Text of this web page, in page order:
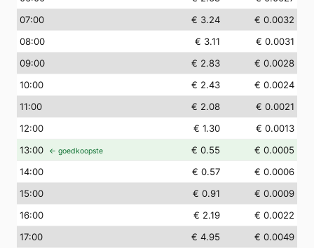
07:00 € 3.24
€ 0.0032
08:00 € 3.11
€ 0.0031
09:00 € 2.83
€ 0.0028
10:00 € 2.43
€ 0.0024
11:00 € 2.08
€ 0.0021
12:00 € 1.30
€ 0.0013
13:00 ← goedkoopste € 0.55
€ 0.0005
14:00 € 0.57
€ 0.0006
15:00 € 0.91
€ 0.0009
16:00 € 2.19
€ 0.0022
17:00 € 4.95
€ 0.0049